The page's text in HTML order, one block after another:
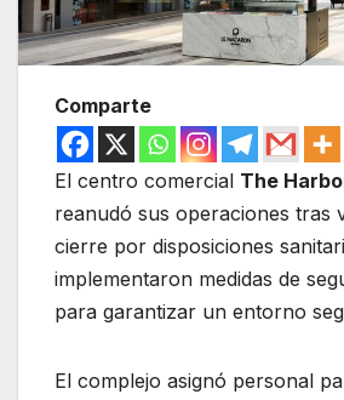
Comparte
El centro comercial The
reanudó sus operaciones tras
cierre por disposiciones
implementaron medidas de
para garantizar un entorno
El complejo asignó personal